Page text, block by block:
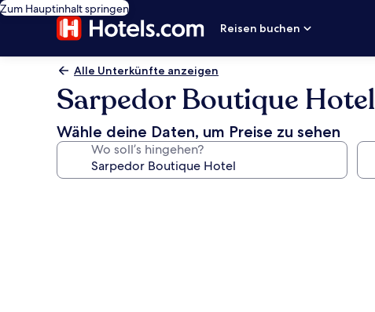
Zum Hauptinhalt springen
Reisen buchen
Alle Unterkünfte anzeigen
Sarpedor Boutique Hotel
Wähle deine Daten, um Preise zu sehen
Wo soll’s hingehen?